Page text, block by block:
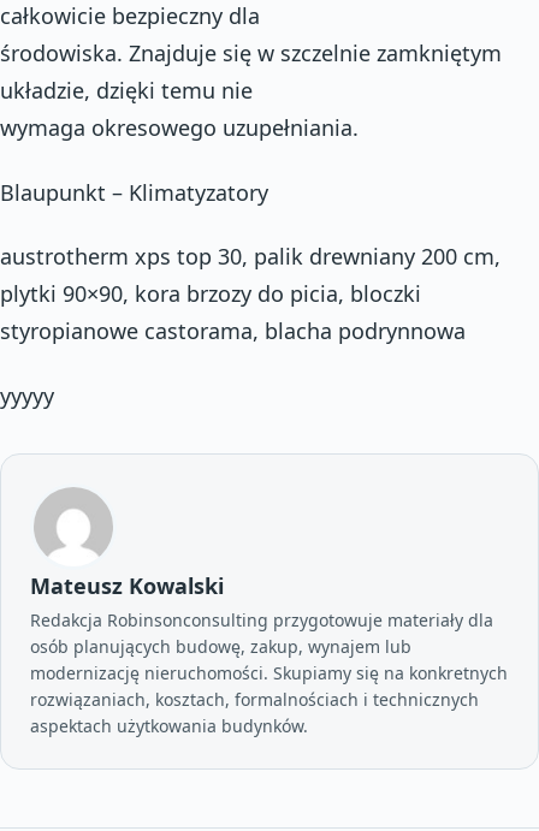
całkowicie bezpieczny dla
środowiska. Znajduje się w szczelnie zamkniętym
układzie, dzięki temu nie
wymaga okresowego uzupełniania.
Blaupunkt – Klimatyzatory
austrotherm xps top 30, palik drewniany 200 cm,
plytki 90×90, kora brzozy do picia, bloczki
styropianowe castorama, blacha podrynnowa
yyyyy
Mateusz Kowalski
Redakcja Robinsonconsulting przygotowuje materiały dla
osób planujących budowę, zakup, wynajem lub
modernizację nieruchomości. Skupiamy się na konkretnych
rozwiązaniach, kosztach, formalnościach i technicznych
aspektach użytkowania budynków.